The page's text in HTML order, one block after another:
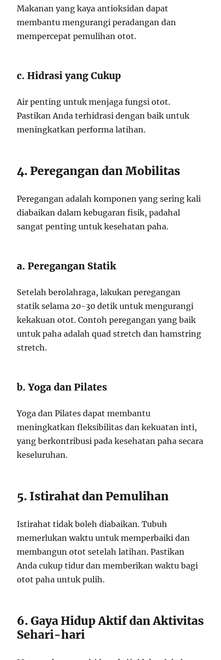
Makanan yang kaya antioksidan dapat
membantu mengurangi peradangan dan
mempercepat pemulihan otot.
c. Hidrasi yang Cukup
Air penting untuk menjaga fungsi otot.
Pastikan Anda terhidrasi dengan baik untuk
meningkatkan performa latihan.
4. Peregangan dan Mobilitas
Peregangan adalah komponen yang sering kali
diabaikan dalam kebugaran fisik, padahal
sangat penting untuk kesehatan paha.
a. Peregangan Statik
Setelah berolahraga, lakukan peregangan
statik selama 20-30 detik untuk mengurangi
kekakuan otot. Contoh peregangan yang baik
untuk paha adalah quad stretch dan hamstring
stretch.
b. Yoga dan Pilates
Yoga dan Pilates dapat membantu
meningkatkan fleksibilitas dan kekuatan inti,
yang berkontribusi pada kesehatan paha secara
keseluruhan.
5. Istirahat dan Pemulihan
Istirahat tidak boleh diabaikan. Tubuh
memerlukan waktu untuk memperbaiki dan
membangun otot setelah latihan. Pastikan
Anda cukup tidur dan memberikan waktu bagi
otot paha untuk pulih.
6. Gaya Hidup Aktif dan Aktivitas
Sehari-hari